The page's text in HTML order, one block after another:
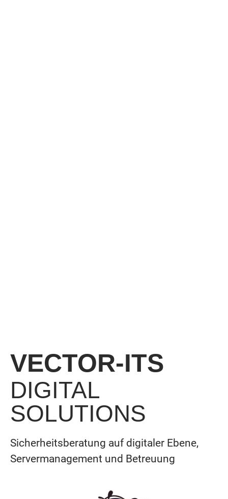
VECTOR-ITS
DIGITAL
SOLUTIONS
Sicherheitsberatung auf digitaler Ebene,
Servermanagement und Betreuung